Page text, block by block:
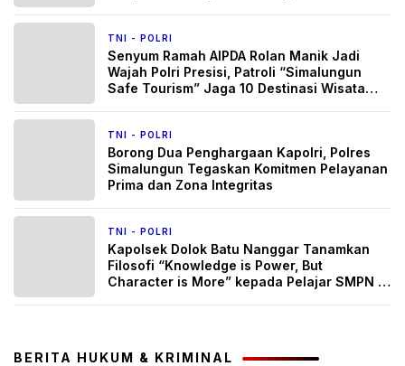
TNI - POLRI
Senyum Ramah AIPDA Rolan Manik Jadi
Wajah Polri Presisi, Patroli “Simalungun
Safe Tourism” Jaga 10 Destinasi Wisata
TNI - POLRI
Borong Dua Penghargaan Kapolri, Polres
Simalungun Tegaskan Komitmen Pelayanan
Prima dan Zona Integritas
TNI - POLRI
Kapolsek Dolok Batu Nanggar Tanamkan
Filosofi “Knowledge is Power, But
Character is More” kepada Pelajar SMPN 1:
BERITA HUKUM & KRIMINAL